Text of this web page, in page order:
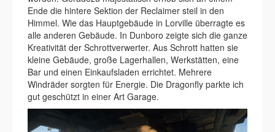
Ende die hintere Sektion der Reclaimer steil in den
Himmel. Wie das Hauptgebäude in Lorville überragte es
alle anderen Gebäude. In Dunboro zeigte sich die ganze
Kreativität der Schrottverwerter. Aus Schrott hatten sie
kleine Gebäude, große Lagerhallen, Werkstätten, eine
Bar und einen Einkaufsladen errichtet. Mehrere
Windräder sorgten für Energie. Die Dragonfly parkte ich
gut geschützt in einer Art Garage.